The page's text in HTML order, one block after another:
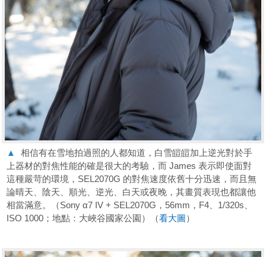
▲
相信有在雪地拍過照的人都知道，白雪皚皚加上逆光對於手
上器材的對焦性能的確是很大的考驗，而 James 表示即使面對
這種嚴苛的環境，SEL2070G 的對焦速度依舊十分迅速，而且無
論晴天、陰天、順光、逆光、白天或夜晚，其畫質表現也都讓他
相當滿意。（Sony α7 IV + SEL2070G，56mm，F4、1/320s、
ISO 1000；地點：大峽谷國家公園）（看大圖）